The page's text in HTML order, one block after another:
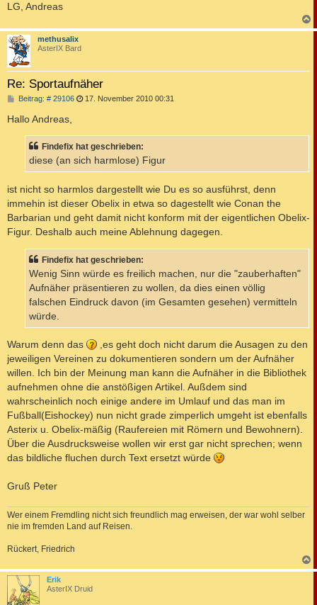
LG, Andreas
a
methusalix
AsterIX Bard
Re: Sportaufnäher
Beitrag: # 29106B
r
a
17. November 2010 00:31
Hallo Andreas,
Findefix hat geschrieben:
diese (an sich harmlose) Figur
ist nicht so harmlos dargestellt wie Du es so ausführst, denn
immehin ist dieser Obelix in etwa so dagestellt wie Conan the
Barbarian und geht damit nicht konform mit der eigentlichen Obelix-
Figur. Deshalb auch meine Ablehnung dagegen.
Findefix hat geschrieben:
Wenig Sinn würde es freilich machen, nur die "zauberhaften"
Aufnäher präsentieren zu wollen, da dies einen völlig
falschen Eindruck davon (im Gesamten gesehen) vermitteln
würde.
Warum denn das
,es geht doch nicht darum die Ausagen zu den
jeweiligen Vereinen zu dokumentieren sondern um der Aufnäher
willen. Ich bin der Meinung man kann die Aufnäher in die Bibliothek
aufnehmen ohne die anstößigen Artikel. Außdem sind
wahrscheinlich noch einige andere im Umlauf und das man im
Fußball(Eishockey) nun nicht grade zimperlich umgeht ist ebenfalls
Asterix u. Obelix-mäßig (Raufereien mit Römern und Bewohnern).
Über die Ausdrucksweise wollen wir erst gar nicht sprechen; wenn
das bildliche fluchen durch Text ersetzt würde
Gruß Peter
Wer einem Fremdling nicht sich freundlich mag erweisen, der war wohl selber
nie im fremden Land auf Reisen.
Rückert, Friedrich
a
Erik
AsterIX Druid